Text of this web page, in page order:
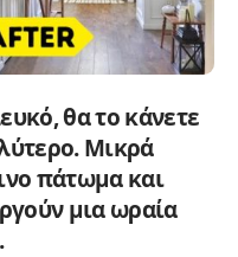
θα το κάνετε
Μικρά
πάτωμα και
μια ωραία